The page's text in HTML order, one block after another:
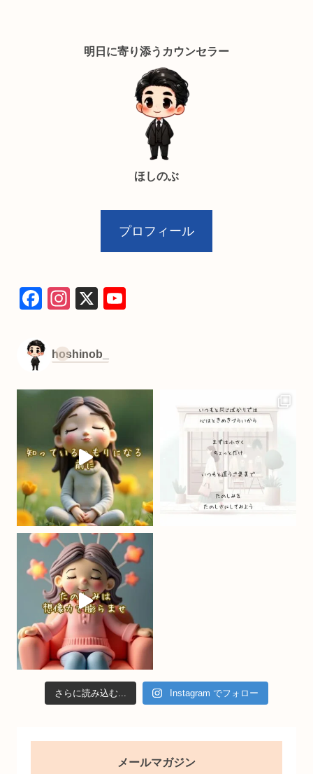
明日に寄り添うカウンセラー
ほしのぶ
プロフィール
F
c
e
b
o
k
In
a
gr
a
m
X
u
C
h
a
n
n
el
hoshinob_
さらに読み込む... Instagram でフォロー
メールマガジン